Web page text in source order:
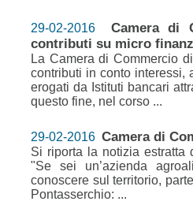
29-02-2016
Camera di
contributi su micro
La Camera di Commercio
contributi in conto interessi,
erogati da Istituti bancari
questo fine, nel corso ...
29-02-2016 Camera di
Si riporta la notizia
"Se sei un’azienda
conoscere sul territorio,
Pontasserchio: ...